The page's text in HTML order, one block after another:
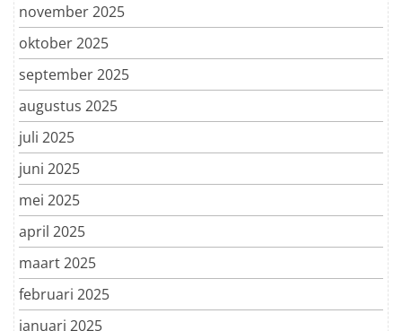
november 2025
oktober 2025
september 2025
augustus 2025
juli 2025
juni 2025
mei 2025
april 2025
maart 2025
februari 2025
januari 2025